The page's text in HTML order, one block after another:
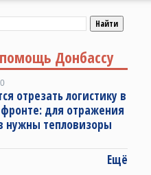
Донбассу
отрезать логистику в
для отражения
нужны тепловизоры
Ещё